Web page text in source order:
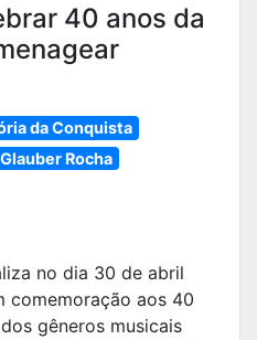
40 anos da
da Conquista
Rocha
no dia 30 de abril
comemoração aos 40
gêneros musicais